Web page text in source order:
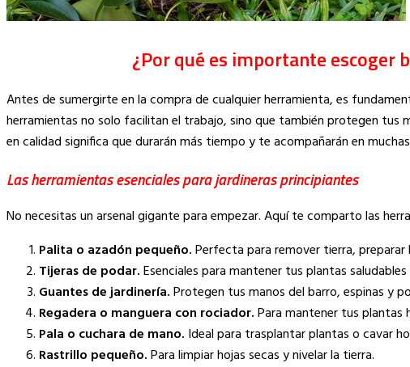
¿Por qué es importante escoger
Antes de sumergirte en la compra de cualquier herramienta, es
herramientas no solo facilitan el trabajo, sino que también protegen tus
en calidad significa que durarán más tiempo y te acompañarán en
Las herramientas esenciales para jardineras principiantes
No necesitas un arsenal gigante para empezar. Aquí te comparto las
Palita o azadón pequeño.Perfecta para remover tierra,
Tijeras de podar.Esenciales para mantener tus plantas
Guantes de jardinería.Protegen tus manos del barro, espinas y
Regadera o manguera con rociador.Para mantener tus plantas
Pala o cuchara de mano. Ideal para trasplantar plantas o cavar
Rastrillo pequeño.Para limpiar hojas secas y nivelar la tierra.